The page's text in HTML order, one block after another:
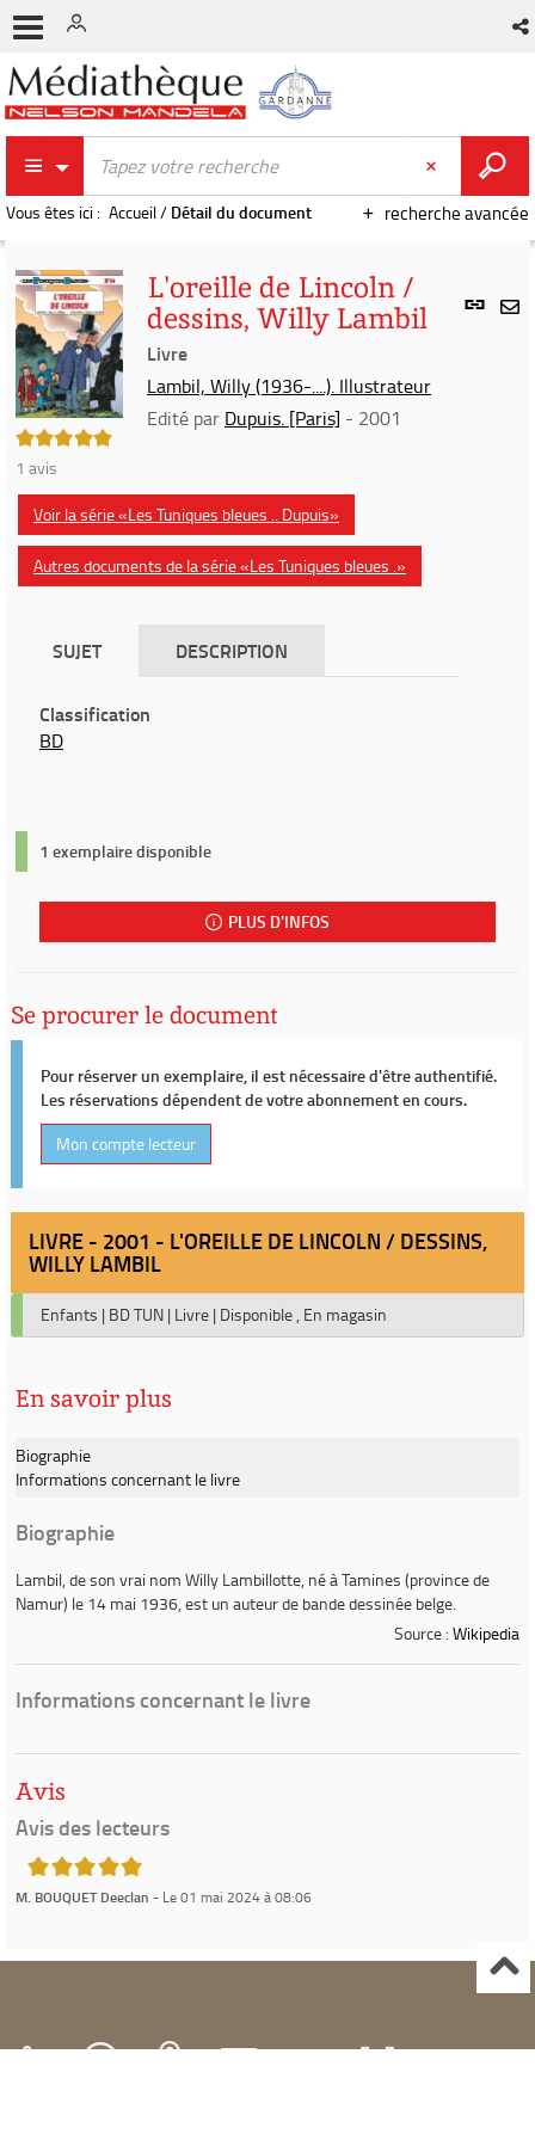
recherche avancée
Vous êtes ici : Accueil/ Détail du document
Lien
5/5
1 avis
L'oreille de Lincoln /
dessins, Willy Lambil
Livre
Lambil, Willy (1936-....). Illustrateur
Edité par Dupuis. [Paris] - 2001
Voir la série «Les Tuniques bleues .. Dupuis»
Autres documents de la série «Les Tuniques bleues .»
SUJET DESCRIPTION
Classification
BD
1 exemplaire disponible
PLUS D'INFOS
Se procurer le document
Pour réserver un exemplaire, il est nécessaire d'être authentifié.
Les réservations dépendent de votre abonnement en cours.
Mon compte lecteur
LIVRE - 2001 - L'OREILLE DE LINCOLN / DESSINS,
WILLY LAMBIL
Enfants | BD TUN | Livre | Disponible , En magasin
En savoir plus
Biographie
Informations concernant le livre
Biographie
Lambil, de son vrai nom Willy Lambillotte, né à Tamines (province de
Namur) le 14 mai 1936, est un auteur de bande dessinée belge.
Source : Wikipedia
Informations concernant le livre
Avis
Avis des lecteurs
5/5
M. BOUQUET Deeclan - Le 01 mai 2024 à 08:06